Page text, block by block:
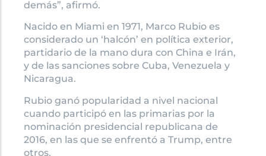
demás”, afirmó.
Nacido en Miami en 1971, Marco Rubio es
considerado un ‘halcón’ en política exterior,
partidario de la mano dura con China e Irán,
y de las sanciones sobre Cuba, Venezuela y
Nicaragua.
Rubio ganó popularidad a nivel nacional
cuando participó en las primarias por la
nominación presidencial republicana de
2016, en las que se enfrentó a Trump, entre
otros.